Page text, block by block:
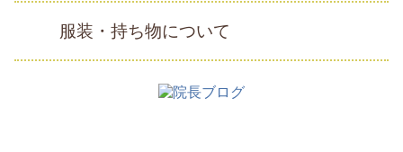
服装・持ち物について